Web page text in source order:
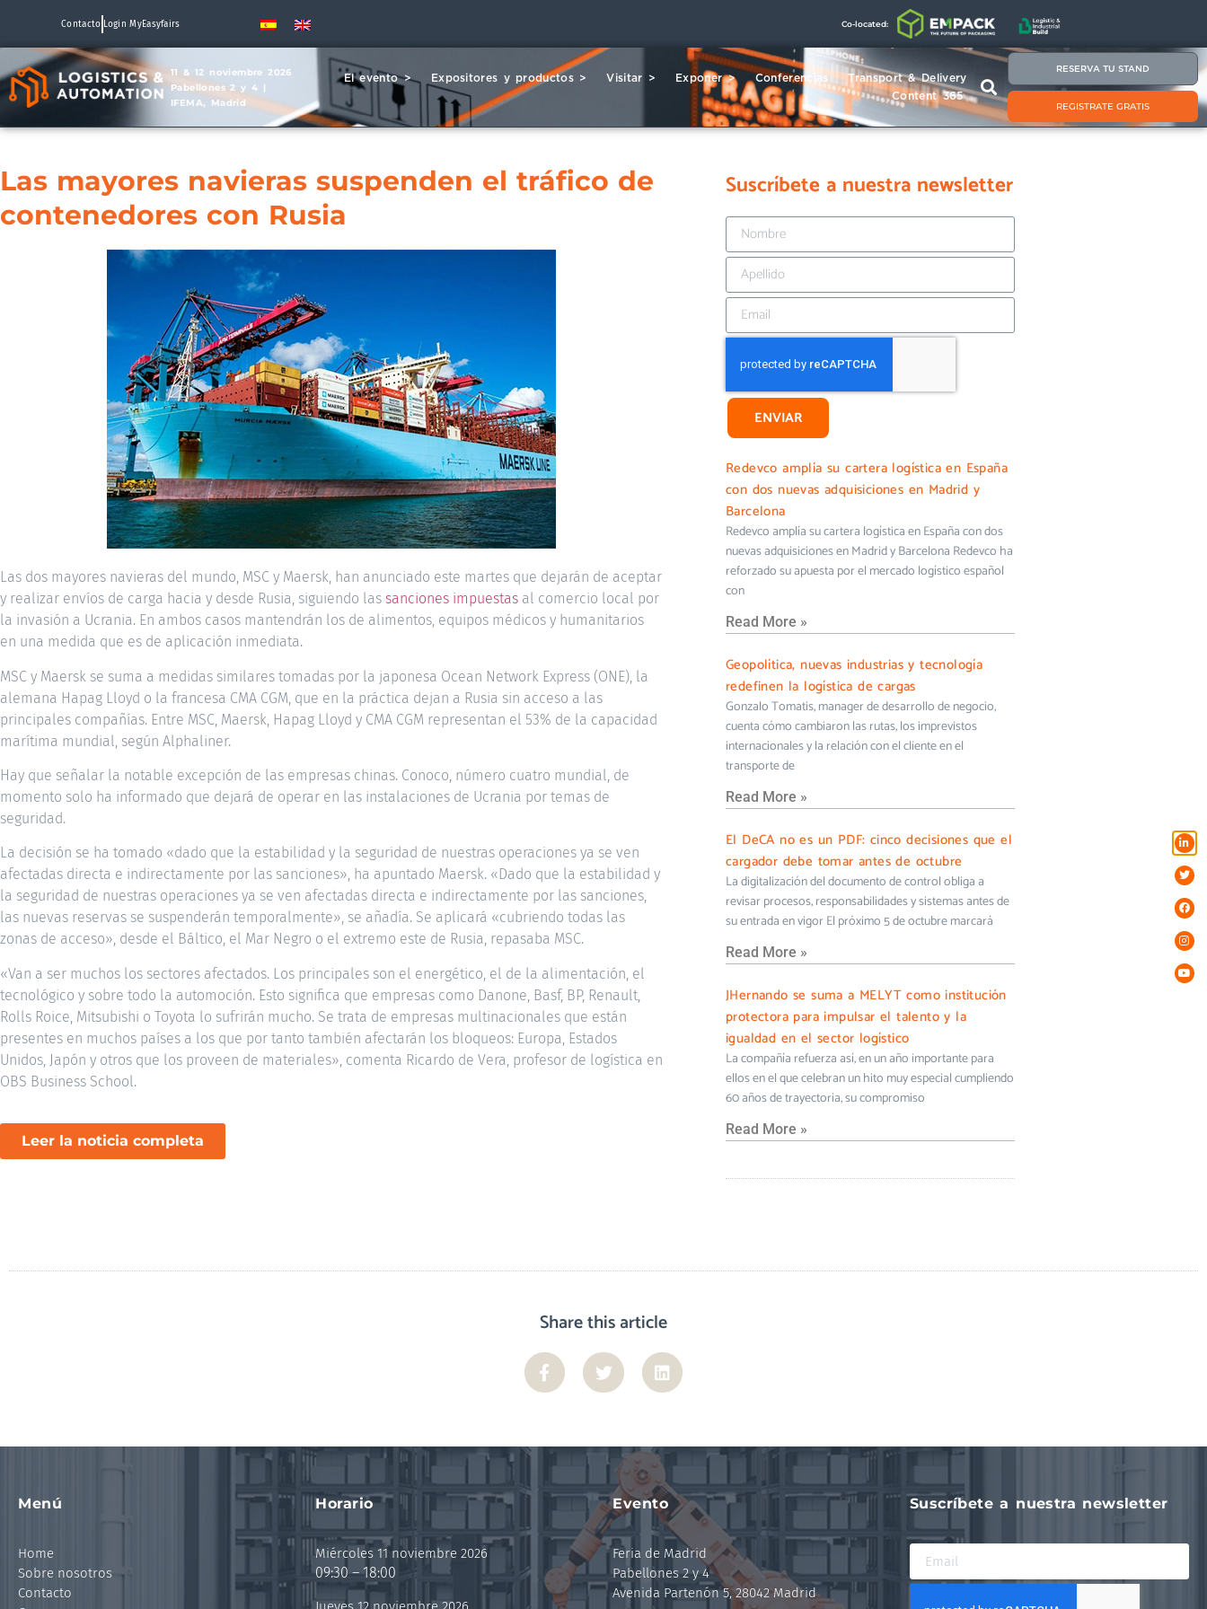
Contacto Login MyEasyfairs Co-located:
11 & 12 noviembre 2026
Pabellones 2 y 4 |
IFEMA, Madrid
El evento > Expositores y productos > Visitar > Exponer > Conferencias
Transport & Delivery
Content 365
RESERVA TU STAND
REGISTRATE GRATIS
Las mayores navieras suspenden el tráfico de
contenedores con Rusia
Las dos mayores navieras del mundo, MSC y Maersk, han anunciado este martes que dejarán de aceptar
y realizar envíos de carga hacia y desde Rusia, siguiendo las sanciones impuestas al comercio local por
la invasión a Ucrania. En ambos casos mantendrán los de alimentos, equipos médicos y humanitarios
en una medida que es de aplicación inmediata.
MSC y Maersk se suma a medidas similares tomadas por la japonesa Ocean Network Express (ONE), la
alemana Hapag Lloyd o la francesa CMA CGM, que en la práctica dejan a Rusia sin acceso a las
principales compañías. Entre MSC, Maersk, Hapag Lloyd y CMA CGM representan el 53% de la capacidad
marítima mundial, según Alphaliner.
Hay que señalar la notable excepción de las empresas chinas. Conoco, número cuatro mundial, de
momento solo ha informado que dejará de operar en las instalaciones de Ucrania por temas de
seguridad.
La decisión se ha tomado «dado que la estabilidad y la seguridad de nuestras operaciones ya se ven
afectadas directa e indirectamente por las sanciones», ha apuntado Maersk. «Dado que la estabilidad y
la seguridad de nuestras operaciones ya se ven afectadas directa e indirectamente por las sanciones,
las nuevas reservas se suspenderán temporalmente», se añadía. Se aplicará «cubriendo todas las
zonas de acceso», desde el Báltico, el Mar Negro o el extremo este de Rusia, repasaba MSC.
«Van a ser muchos los sectores afectados. Los principales son el energético, el de la alimentación, el
tecnológico y sobre todo la automoción. Esto significa que empresas como Danone, Basf, BP, Renault,
Rolls Roice, Mitsubishi o Toyota lo sufrirán mucho. Se trata de empresas multinacionales que están
presentes en muchos países a los que por tanto también afectarán los bloqueos: Europa, Estados
Unidos, Japón y otros que los proveen de materiales», comenta Ricardo de Vera, profesor de logística en
OBS Business School.
Leer la noticia completa
Suscríbete a nuestra newsletter
ENVIAR
Redevco amplía su cartera logística en España
con dos nuevas adquisiciones en Madrid y
Barcelona
Redevco amplía su cartera logística en España con dos
nuevas adquisiciones en Madrid y Barcelona Redevco ha
reforzado su apuesta por el mercado logístico español
con
Read More »
Geopolítica, nuevas industrias y tecnología
redefinen la logística de cargas
Gonzalo Tomatis, manager de desarrollo de negocio,
cuenta cómo cambiaron las rutas, los imprevistos
internacionales y la relación con el cliente en el
transporte de
Read More »
El DeCA no es un PDF: cinco decisiones que el
cargador debe tomar antes de octubre
La digitalización del documento de control obliga a
revisar procesos, responsabilidades y sistemas antes de
su entrada en vigor El próximo 5 de octubre marcará
Read More »
JHernando se suma a MELYT como institución
protectora para impulsar el talento y la
igualdad en el sector logístico
La compañía refuerza así, en un año importante para
ellos en el que celebran un hito muy especial cumpliendo
60 años de trayectoria, su compromiso
Read More »
Share this article
Menú
Home
Sobre nosotros
Contacto
Horario
Miércoles 11 noviembre 2026
09:30 – 18:00
Evento
Feria de Madrid
Pabellones 2 y 4
Avenida Partenón 5, 28042 Madrid
Suscríbete a nuestra newsletter